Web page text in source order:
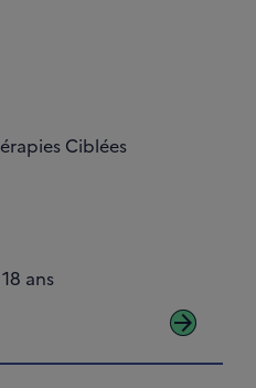
Ciblées
ans
arrow_forward